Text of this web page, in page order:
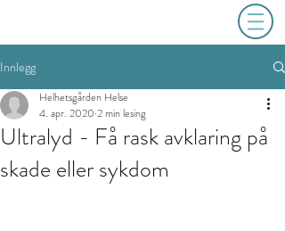
Innlegg
Ultralyd - Få rask avklaring på
skade eller sykdom
Helhetsgården Helse
4. apr. 2020 2 min lesing